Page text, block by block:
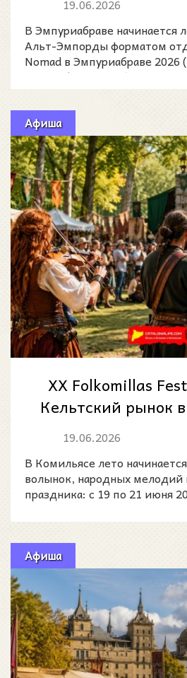
19.06.2026
В Эмпуриабраве начинается
Альт-Эмпорды форматом
Nomad в Эмпуриабраве 2026
Empuriabrava 2026)
Афиша
XX Folkomillas
Кельтский рынок
программа, даты
19.06.2026
В Комильясе лето
волынок, народных мелодий
праздника: с 19 по 21 июня
Афиша